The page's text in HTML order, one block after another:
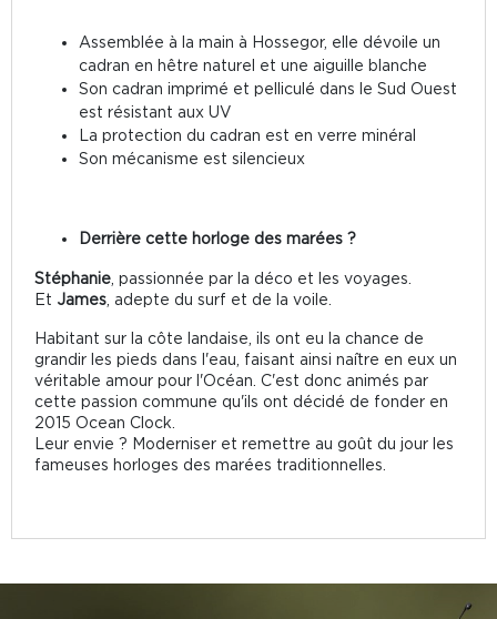
Assemblée à la main à Hossegor, elle dévoile un
cadran en hêtre naturel et une aiguille blanche
Son cadran imprimé et pelliculé dans le Sud Ouest
est résistant aux UV
La protection du cadran est en verre minéral
Son mécanisme est silencieux
Derrière cette horloge des marées ?
Stéphanie , passionnée par la déco et les voyages.
Et James , adepte du surf et de la voile.
Habitant sur la côte landaise, ils ont eu la chance de
grandir les pieds dans l'eau, faisant ainsi naître en eux un
véritable amour pour l'Océan. C'est donc animés par
cette passion commune qu'ils ont décidé de fonder en
2015 Ocean Clock.
Leur envie ? Moderniser et remettre au goût du jour les
fameuses horloges des marées traditionnelles.